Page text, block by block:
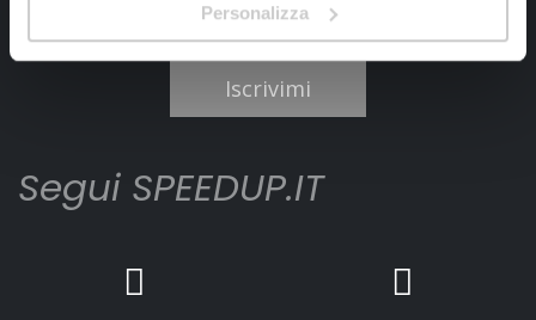
Personalizza
Ho letto e accettato il documentoprivacy policy
Iscrivimi
Segui SPEEDUP.IT